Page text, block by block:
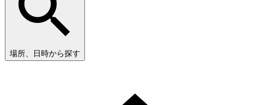
場所、日時から探す